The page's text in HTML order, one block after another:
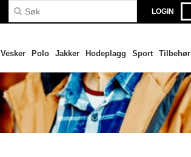
LOGIN
Vesker Polo Jakker Hodeplagg Sport Tilbehør